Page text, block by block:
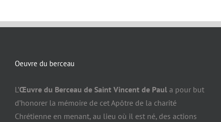
Oeuvre du berceau
L’Œuvre du Berceau de Saint Vincent de Paul a pour but
d’honorer la mémoire de cet Apôtre de la charité
Chrétienne en menant, au lieu où il est né, des actions